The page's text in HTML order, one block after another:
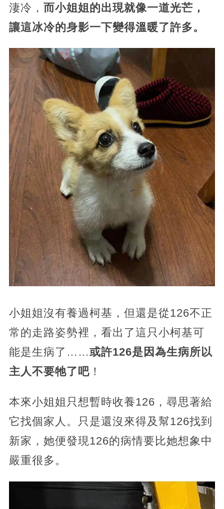
淒冷， 而小姐姐的出現就像一道光芒，
讓這冰冷的身影一下變得溫暖了許多。
小姐姐沒有養過柯基，但還是從126不正
常的走路姿勢裡，看出了這只小柯基可
能是生病了……或許126是因為生病所以
主人不要牠了吧！
本來小姐姐只想暫時收養126，尋思著給
它找個家人。只是還沒來得及幫126找到
新家，她便發現126的病情要比她想象中
嚴重很多。